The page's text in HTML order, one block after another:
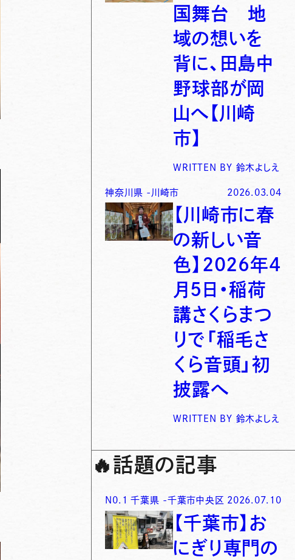
国舞台 地
域の想いを
背に、田島中
野球部が岡
山へ【川崎
市】
WRITTEN BY 鈴木よしえ
神奈川県 - 川崎市 2026.03.04
【川崎市に春
の新しい音
色】2026年4
月5日・稲荷
講さくらまつ
りで「稲毛さ
くら音頭」初
披露へ
WRITTEN BY 鈴木よしえ
🔥 話題の記事
N0. 1 千葉県 -千葉市中央区 2026.07.10
【千葉市】お
にぎり専門の